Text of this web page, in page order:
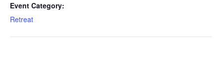
Event Category:
Retreat